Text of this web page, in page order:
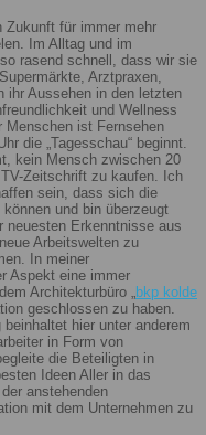
Zukunft für immer mehr
Im Alltag und im
rasend schnell, dass wir sie
Arztpraxen,
ihr Aussehen in den letzten
und Wellness
Menschen ist Fernsehen
die „Tagesschau“ beginnt.
kein Mensch zwischen 20
Zeitschrift zu kaufen. Ich
sein, dass sich die
und bin überzeugt
Erkenntnisse aus
Arbeitswelten zu
In meiner
Aspekt eine immer
Architekturbüro „bkp kolde
geschlossen zu haben.
hier unter anderem
in Form von
die Beteiligten in
Ideen Aller in das
anstehenden
mit dem Unternehmen zu